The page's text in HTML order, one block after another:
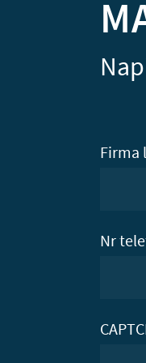
Firma
Nr